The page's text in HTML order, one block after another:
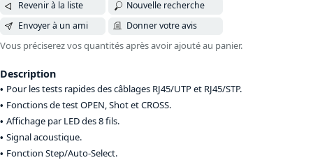
Revenir à la liste
Nouvelle recherche
Envoyer à un ami
Donner votre avis
Vous préciserez vos quantités après avoir ajouté au panier.
Description
Pour les tests rapides des câblages RJ45/UTP et RJ45/STP.
Fonctions de test OPEN, Shot et CROSS.
Affichage par LED des 8 fils.
Signal acoustique.
Fonction Step/Auto-Select.